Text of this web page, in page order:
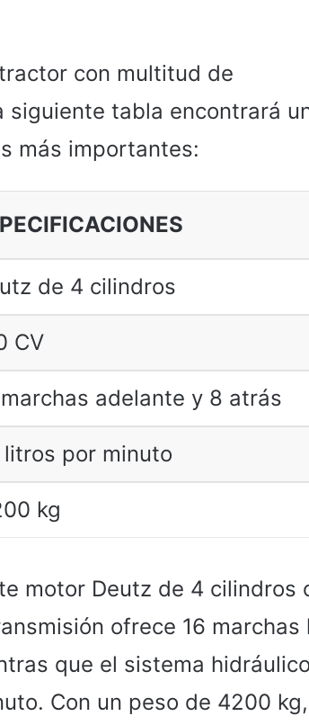
con multitud de
siguiente tabla encontrará
más importantes:
de 4 cilindros
CV
adelante y 8 atrás
litros por minuto
kg
motor Deutz de 4 cilindros
ofrece 16 marchas
que el sistema
Con un peso de 4200